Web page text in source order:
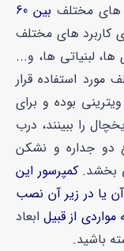
های مختلف
بین 60
کاربرد های مختلف
لبنیاتی ها، و...
استفاده قرار
بوده و برای
را ببینند، درب
دو جداره و نشکن
بخشد.کمپرسور این
یا در زیر آن نصب
از قبیل ابعاد
باشید.